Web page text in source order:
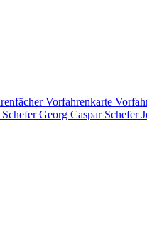
Vorfahrenkarte
Schefer Georg Caspar Schefer